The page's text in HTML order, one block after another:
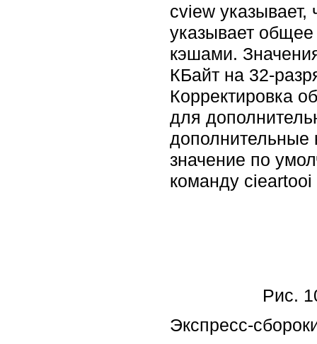
cview
указывает
кэшами.
КБайт на 32-
Корректировка
для
дополнительные
значение по
команду
Рис.
Экспресс-